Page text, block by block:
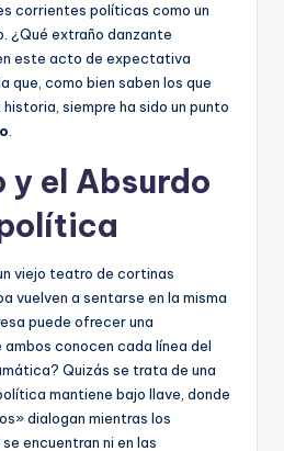
corrientes políticas como un
¿Qué extraño danzante
este acto de expectativa
que, como bien saben los que
siempre ha sido un punto
y el Absurdo
viejo teatro de cortinas
vuelven a sentarse en la misma
puede ofrecer una
conocen cada línea del
Quizás se trata de una
mantiene bajo llave, donde
dialogan mientras los
encuentran ni en las